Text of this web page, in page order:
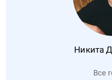
Никита
Все